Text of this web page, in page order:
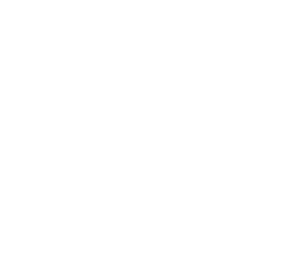
de arena, Color: verde menta, Talla: M